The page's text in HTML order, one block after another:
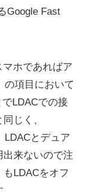
Google Fast
ホであればア
の項目において
でLDACでの接
じく、
LDACとデュア
来ないので注
LDACをオフ